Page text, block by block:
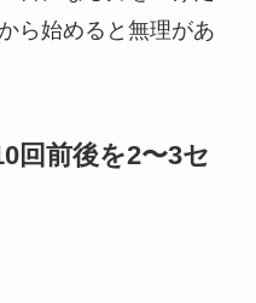
ら始めると無理があ
回前後を2〜3セ